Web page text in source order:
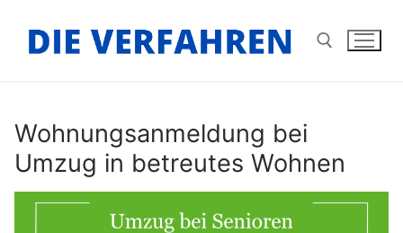
Inhalt
springen
Wohnungsanmeldung bei
Umzug in betreutes Wohnen